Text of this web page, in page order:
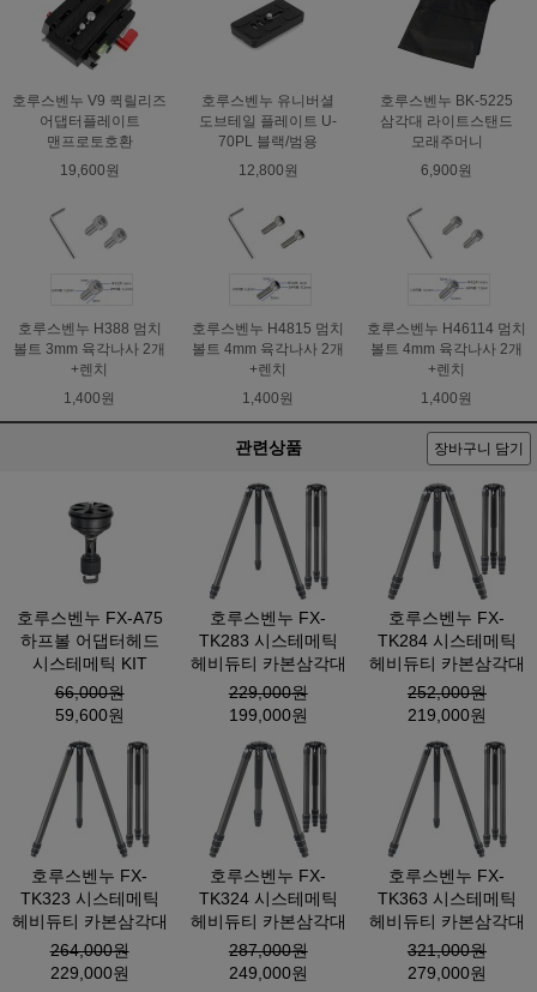
호루스벤누 V9 퀵릴리즈
어댑터플레이트
맨프로토호환
19,600원
호루스벤누 유니버셜
도브테일 플레이트 U-
70PL 블랙/범용
12,800원
호루스벤누 BK-5225
삼각대 라이트스탠드
모래주머니
6,900원
호루스벤누 H388 멈치
볼트 3mm 육각나사 2개
+렌치
1,400원
호루스벤누 H4815 멈치
볼트 4mm 육각나사 2개
+렌치
1,400원
호루스벤누 H46114 멈치
볼트 4mm 육각나사 2개
+렌치
1,400원
관련상품 장바구니 담기
호루스벤누 FX-A75
하프볼 어댑터헤드
시스테메틱 KIT
66,000원
59,600원
호루스벤누 FX-
TK283 시스테메틱
헤비듀티 카본삼각대
229,000원
199,000원
호루스벤누 FX-
TK284 시스테메틱
헤비듀티 카본삼각대
252,000원
219,000원
호루스벤누 FX-
TK323 시스테메틱
헤비듀티 카본삼각대
264,000원
229,000원
호루스벤누 FX-
TK324 시스테메틱
헤비듀티 카본삼각대
287,000원
249,000원
호루스벤누 FX-
TK363 시스테메틱
헤비듀티 카본삼각대
321,000원
279,000원